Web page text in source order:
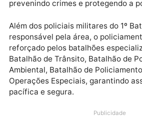
SHOWS MUSICAIS
Os shows musicais também
público. A abertura ficou por
Maraisa; e contemplou ainda,
Lauana Prado e Bruno &